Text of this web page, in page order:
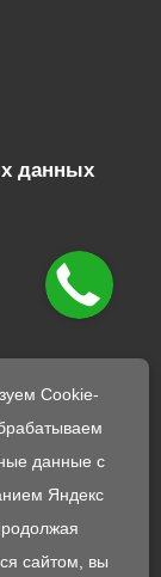
данных
Cookie-
данные с
Яндекс
сайтом, вы